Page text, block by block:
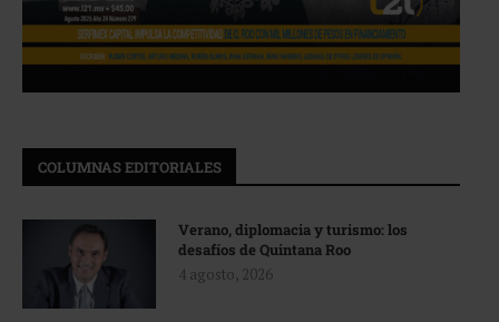
COLUMNAS EDITORIALES
Verano, diplomacia y turismo: los
desafíos de Quintana Roo
4 agosto, 2026